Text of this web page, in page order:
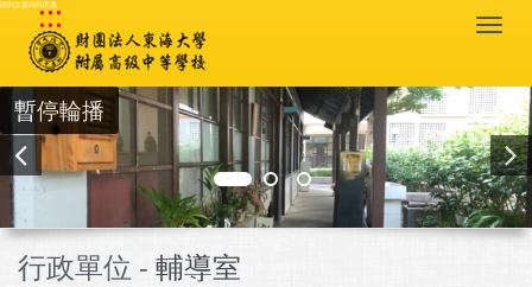
跳到主要內容區塊
:::
暫停輪播
行政單位 - 輔導室